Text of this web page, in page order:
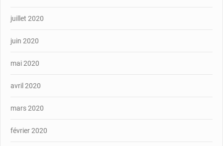
juillet 2020
juin 2020
mai 2020
avril 2020
mars 2020
février 2020